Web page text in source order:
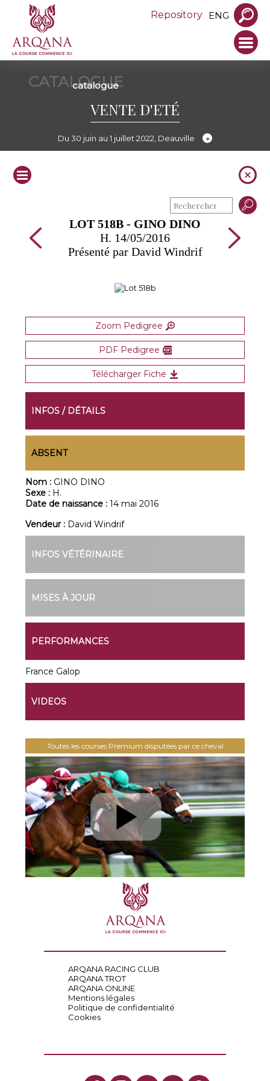
Repository ENG
CATALOGUE
catalogue
VENTE D'ETÉ
Du 30 juin au 1 juillet 2022, Deauville
LOT 518B - GINO DINO
H. 14/05/2016
Présenté par David Windrif
Zoom Pedigree
PDF Pedigree
Télécharger Fiche
INFOS / DÉTAILS
ABSENT
Nom : GINO DINO
Sexe : H.
Date de naissance :14 mai 2016
Vendeur : David Windrif
INFOS VÉTÉRINAIRE
MISES À JOUR
PERFORMANCES
France Galop
VIDEOS
Toutes les courses Premium disputées par ce cheval
ARQANA RACING CLUB
ARQANA TROT
ARQANA ONLINE
Mentions légales
Politique de confidentialité
Cookies